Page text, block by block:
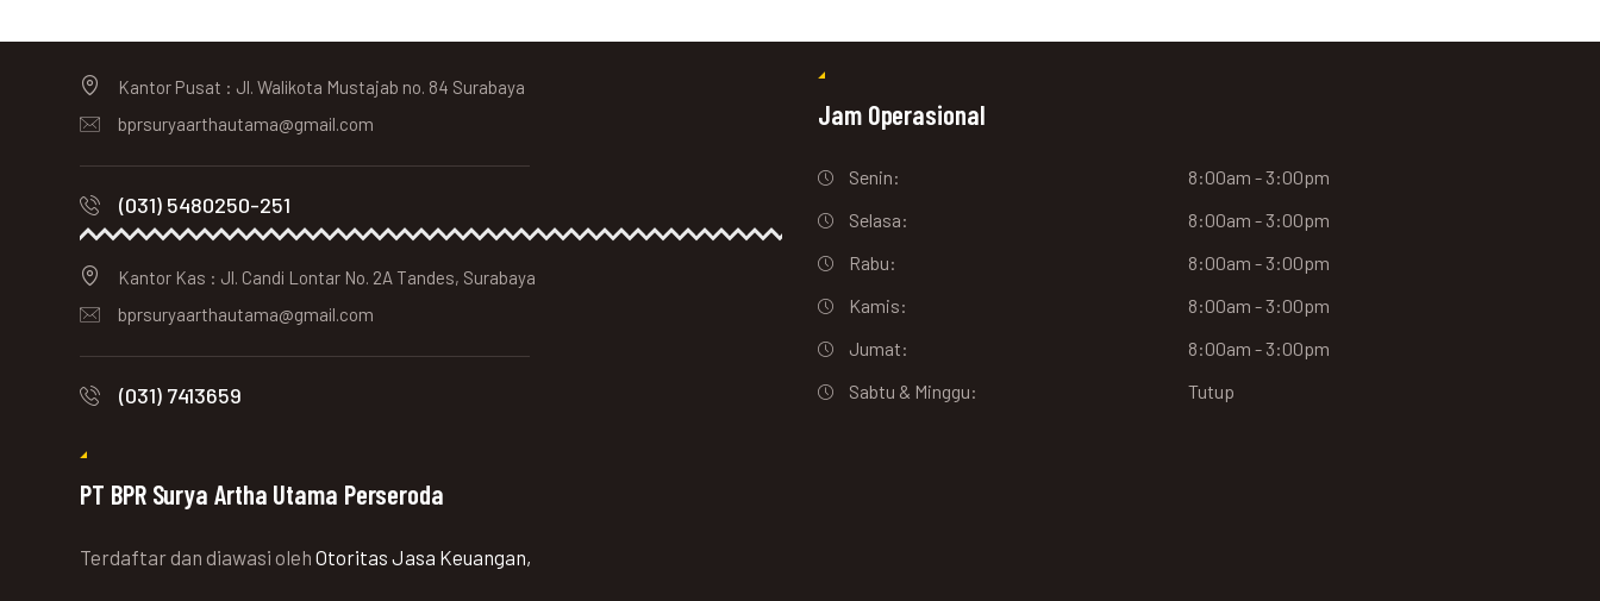
Kantor Pusat : Jl. Walikota Mustajab no. 84 Surabaya
bprsuryaarthautama@gmail.com
(031) 5480250-251
Kantor Kas : Jl. Candi Lontar No. 2A Tandes, Surabaya
bprsuryaarthautama@gmail.com
(031) 7413659
Jam Operasional
Senin:
8:00am - 3:00pm
Selasa:
8:00am - 3:00pm
Rabu:
8:00am - 3:00pm
Kamis:
8:00am - 3:00pm
Jumat:
8:00am - 3:00pm
Sabtu & Minggu:
Tutup
PT BPR Surya Artha Utama Perseroda
Terdaftar dan diawasi olehOtoritas Jasa Keuangan,